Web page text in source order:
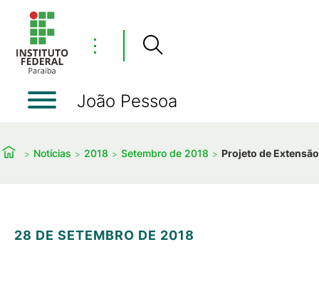
⋮
João Pessoa
Notícias 2018 Setembro de 2018 Projeto de
28 DE SETEMBRO DE 2018